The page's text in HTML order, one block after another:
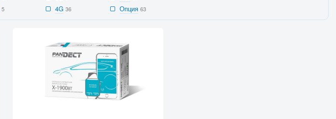
5 4G 36 Опция 63